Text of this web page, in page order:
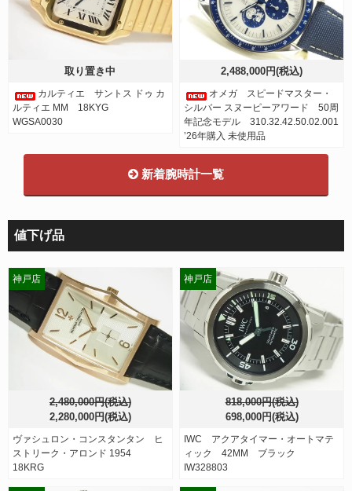
取り置き中
カルティエ サントス ドゥ カ
ルティエ MM 18KYG
WGSA0030
2,488,000円(税込)
オメガ スピードマスター・
シルバー スヌーピーアワード 50周
年記念モデル 310.32.42.50.02.001
’26年購入 未使用品
新着腕時計一覧
値下げ品
2,480,000円(税込)
2,280,000円(税込)
ヴァシュロン・コンスタンタン ヒ
ストリーク・アロンド 1954
18KRG
神戸店
818,000円(税込)
698,000円(税込)
IWC アクアタイマー・オートマテ
ィック 42MM ブラック
IW328803
神戸店